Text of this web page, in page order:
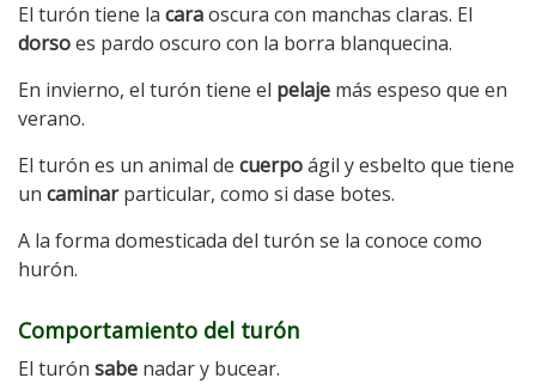
El turón tiene la caraoscura con manchas claras. El
dorsoes pardo oscuro con la borra blanquecina.
En invierno, el turón tiene el pelaje más espeso que en
verano.
El turón es un animal de cuerpoágil y esbelto que tiene
un caminarparticular, como si dase botes.
A la forma domesticada del turón se la conoce como
hurón.
Comportamiento del turón
El turón sabe nadar y bucear.